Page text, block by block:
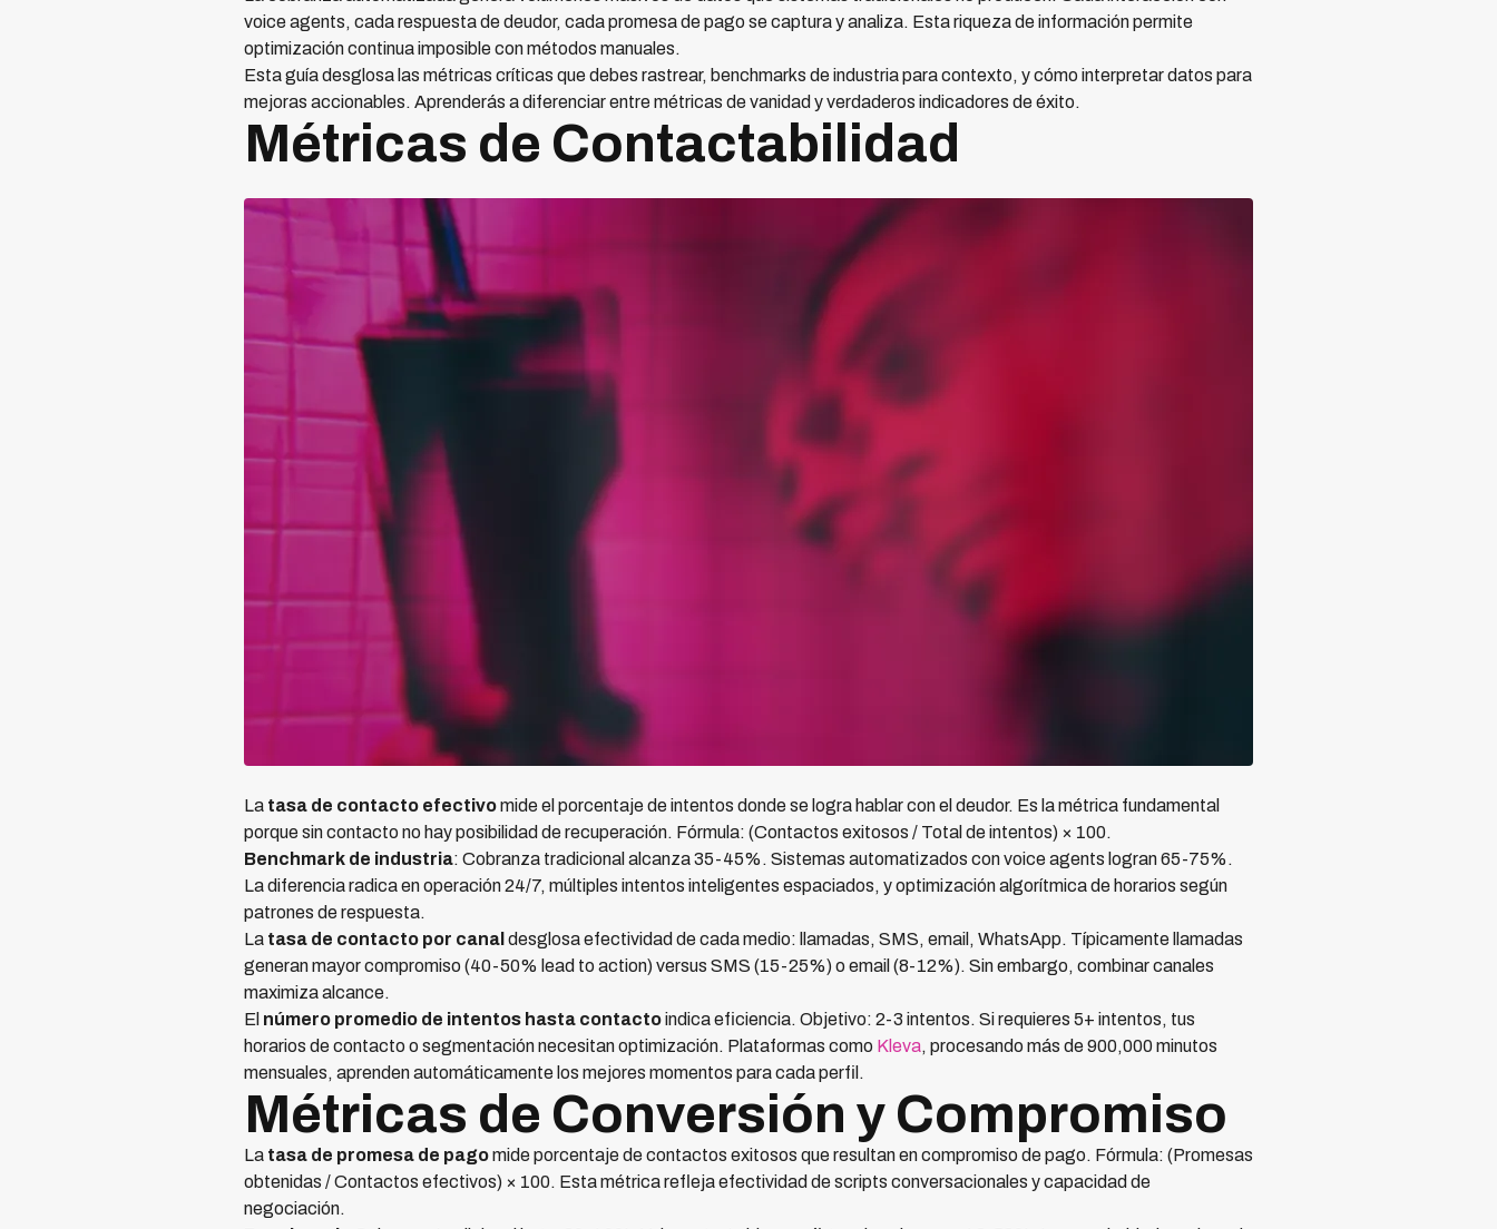
voice agents, cada respuesta de deudor, cada promesa de pago se captura y analiza. Esta riqueza de información permite
optimización continua imposible con métodos manuales.
Esta guía desglosa las métricas críticas que debes rastrear, benchmarks de industria para contexto, y cómo interpretar datos para
mejoras accionables. Aprenderás a diferenciar entre métricas de vanidad y verdaderos indicadores de éxito.
Métricas de Contactabilidad
La tasa de contacto efectivomide el porcentaje de intentos donde se logra hablar con el deudor. Es la métrica fundamental
porque sin contacto no hay posibilidad de recuperación. Fórmula: (Contactos exitosos / Total de intentos) × 100.
Benchmark de industria: Cobranza tradicional alcanza 35-45%. Sistemas automatizados con voice agents logran 65-75%.
La diferencia radica en operación 24/7, múltiples intentos inteligentes espaciados, y optimización algorítmica de horarios según
patrones de respuesta.
La tasa de contacto por canal desglosa efectividad de cada medio: llamadas, SMS, email, WhatsApp. Típicamente llamadas
generan mayor compromiso (40-50% lead to action) versus SMS (15-25%) o email (8-12%). Sin embargo, combinar canales
maximiza alcance.
El número promedio de intentos hasta contactoindica eficiencia. Objetivo: 2-3 intentos. Si requieres 5+ intentos, tus
horarios de contacto o segmentación necesitan optimización. Plataformas como Kleva, procesando más de 900,000 minutos
mensuales, aprenden automáticamente los mejores momentos para cada perfil.
Métricas de Conversión y Compromiso
La tasa de promesa de pagomide porcentaje de contactos exitosos que resultan en compromiso de pago. Fórmula: (Promesas
obtenidas / Contactos efectivos) × 100. Esta métrica refleja efectividad de scripts conversacionales y capacidad de
negociación.